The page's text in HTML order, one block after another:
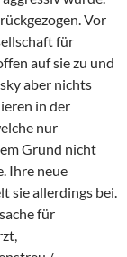
Vor
für
auf sie zu und
aber nichts
in der
nur
Grund nicht
Ihre neue
sie allerdings bei.
für